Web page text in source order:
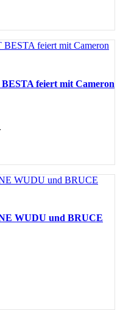
feiert mit Cameron
WUDU und BRUCE